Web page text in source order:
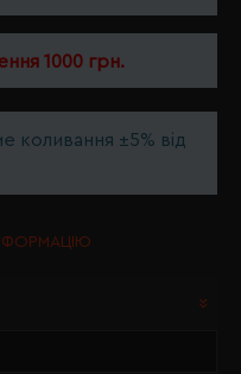
1000 грн.
коливання ±5% від